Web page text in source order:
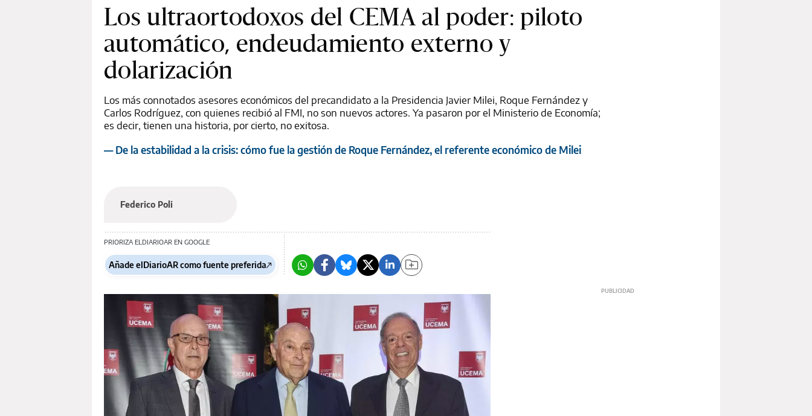
Los ultraortodoxos del CEMA al poder: piloto
automático, endeudamiento externo y
dolarización
Los más connotados asesores económicos del precandidato a la Presidencia Javier Milei, Roque Fernández y
Carlos Rodríguez, con quienes recibió al FMI, no son nuevos actores. Ya pasaron por el Ministerio de Economía;
es decir, tienen una historia, por cierto, no exitosa.
— De la estabilidad a la crisis: cómo fue la gestión de Roque Fernández, el referente económico de Milei
Federico Poli
PRIORIZA ELDIARIOAR EN GOOGLE
Añade elDiarioAR como fuente preferida